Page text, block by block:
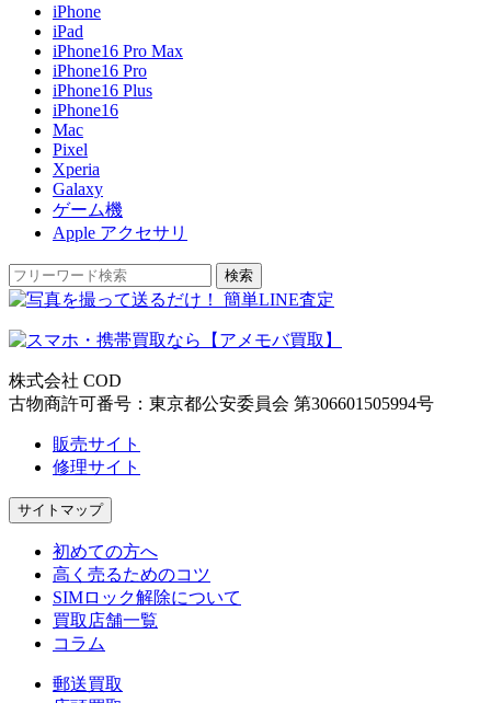
iPhone
iPad
iPhone16 Pro Max
iPhone16 Pro
iPhone16 Plus
iPhone16
Mac
Pixel
Xperia
Galaxy
ゲーム機
Apple アクセサリ
検索
株式会社 COD
古物商許可番号：東京都公安委員会 第306601505994号
販売サイト
修理サイト
サイトマップ
初めての方へ
高く売るためのコツ
SIMロック解除について
買取店舗一覧
コラム
郵送買取